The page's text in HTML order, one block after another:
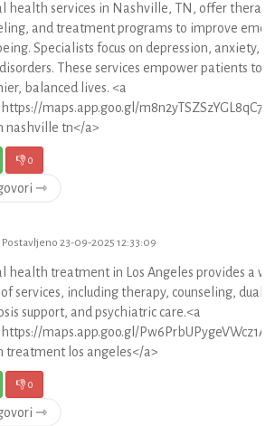
health services in Nashville, TN, offer
and treatment programs to improve
Specialists focus on depression, anxiety,
These services empower patients to
balanced lives. <a
maps.app.goo.gl/
nashville tn</a>
👎0
⇾
Postavljeno 23-09-2025 12:33:09
health treatment in Los Angeles provides a
services, including therapy, counseling, dual
support, and psychiatric care.<a
maps.app.goo.gl/
treatment los angeles</a>
👎0
⇾